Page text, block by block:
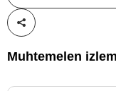
Paylaş!
Muhtemelen